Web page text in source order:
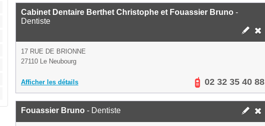
Cabinet Dentaire Berthet Christophe et Fouassier Bruno -
Dentiste
17 RUE DE BRIONNE
27110 Le Neubourg
Afficher les détails 02 32 35 40 88
Fouassier Bruno - Dentiste